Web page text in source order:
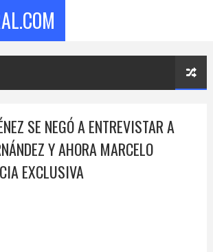
SE NEGÓ A ENTREVISTAR A
Y AHORA MARCELO
EXCLUSIVA